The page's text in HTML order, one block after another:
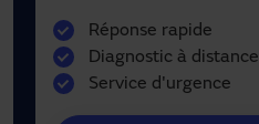
Réponse rapide
Diagnostic à distance
Service d'urgence